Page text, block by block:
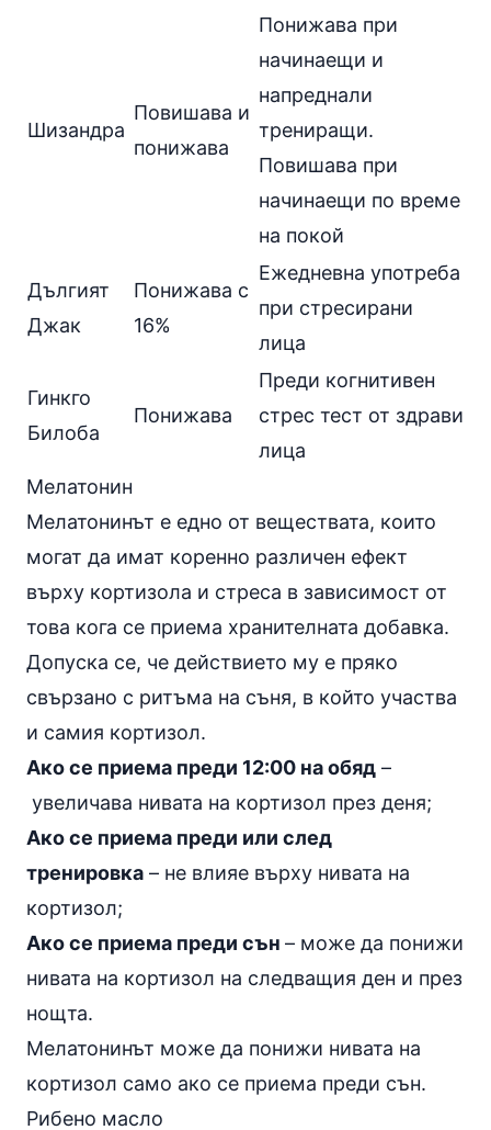
Шизандра
Повишава и
понижава
Понижава при
начинаещи и
напреднали
трениращи.
Повишава при
начинаещи по време
на покой
Дългият
Джак
Понижава с
16%
Ежедневна употреба
при стресирани
лица
Гинкго
Билоба
Понижава
Преди когнитивен
стрес тест от здрави
лица
Мелатонин
Мелатонинът е едно от веществата, които
могат да имат коренно различен ефект
върху кортизола и стреса в зависимост от
това кога се приема хранителната добавка.
Допуска се, че действието му е пряко
свързано с ритъма на съня, в който участва
и самия кортизол.
Ако се приема преди 12:00 на обяд –
увеличава нивата на кортизол през деня;
Ако се приема преди или след
тренировка – не влияе върху нивата на
кортизол;
Ако се приема преди сън – може да понижи
нивата на кортизол на следващия ден и през
нощта.
Мелатонинът може да понижи нивата на
кортизол само ако се приема преди сън.
Рибено масло